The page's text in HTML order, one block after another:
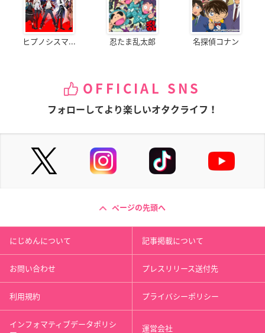
ヒプノシスマ... 忍たま乱太郎 名探偵コナン
OFFICIAL SNS
フォローしてより楽しいオタクライフ！
ページの先頭へ
にじめんについて 記事掲載について
お問い合わせ プレスリリース送付先
利用規約 プライバシーポリシー
インフォマティブデータポリシ 運営会社